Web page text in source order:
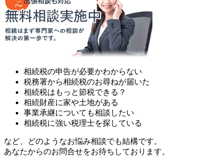
相続税の申告が必要かわからない
税務署から相続税のお尋ねが届いた
相続税はもっと節税できる？
相続財産に家や土地がある
事業承継についても相談したい
相続税に強い税理士を探している
など、どのようなお悩み相談でも結構です。
あなたからのお問合せをお待ちしております。